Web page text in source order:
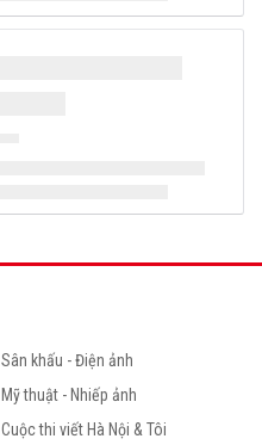
Sân khấu - Điện ảnh
Mỹ thuật - Nhiếp ảnh
Cuộc thi viết Hà Nội & Tôi